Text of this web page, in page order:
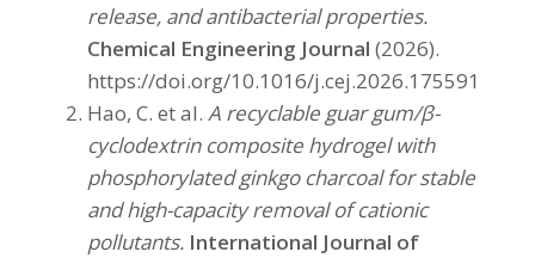
release, and antibacterial properties.
Chemical Engineering Journal (2026).
https://doi.org/10.1016/j.cej.2026.175591
Hao, C. et al. A recyclable guar gum/β-
cyclodextrin composite hydrogel with
phosphorylated ginkgo charcoal for stable
and high-capacity removal of cationic
pollutants. International Journal of